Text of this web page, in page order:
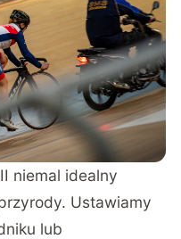
niemal idealny
Ustawiamy
lub